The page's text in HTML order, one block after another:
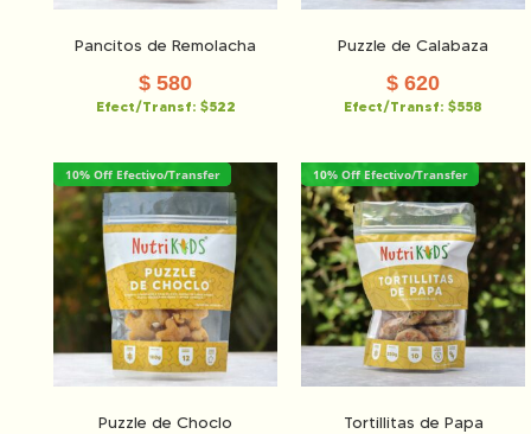
Pancitos de Remolacha
$ 580
Efect/Transf: $522
Puzzle de Calabaza
$ 620
Efect/Transf: $558
10% Off Efectivo/Transfer
Puzzle de Choclo
10% Off Efectivo/Transfer
Tortillitas de Papa